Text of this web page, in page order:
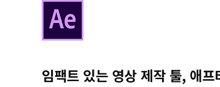
임팩트 있는 영상 제작 툴, 애프